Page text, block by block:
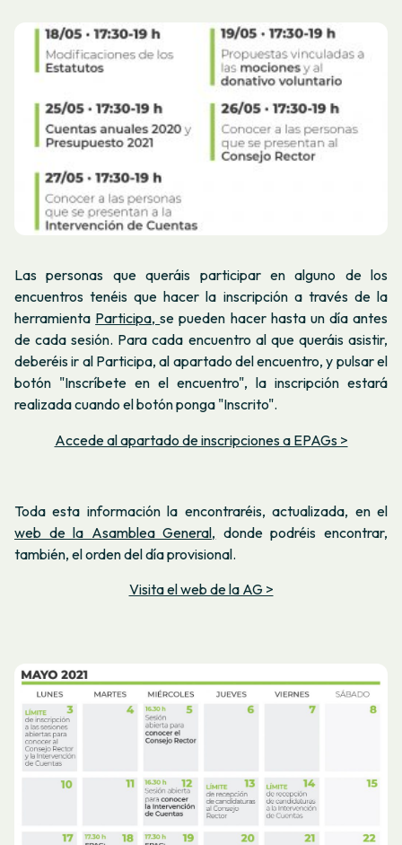
Las personas que queráis participar en alguno de los
encuentros tenéis que hacer la inscripción a través de la
herramienta Participa,se pueden hacer hasta un día antes
de cada sesión. Para cada encuentro al que queráis asistir,
deberéis ir al Participa, al apartado del encuentro, y pulsar el
botón "Inscríbete en el encuentro", la inscripción estará
realizada cuando el botón ponga "Inscrito".
Accede al apartado de inscripciones a EPAGs >
Toda esta información la encontraréis, actualizada, en el
web de la Asamblea General, donde podréis encontrar,
también, el orden del día provisional.
Visita el web de la AG >